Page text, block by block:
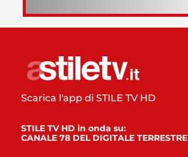
Scarica l'app di STILE TV HD
STILE TV HD in onda su:
CANALE 78 DEL DIGITALE TERRESTRE